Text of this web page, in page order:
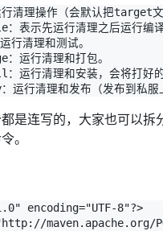
清理操作（会默认把target文
表示先运行清理之后运行编
清理和测试。
运行清理和打包。
行清理和安装，会将打好的
行清理和发布（发布到私服
是连写的，大家也可以
。
encoding="UTF-8"?>
maven.apache.org/